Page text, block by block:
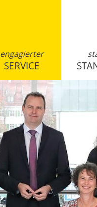
engagierter
SERVICE